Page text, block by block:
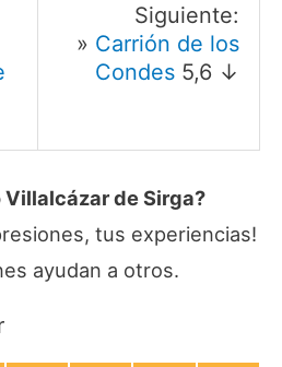
Siguiente:
» Carrión de los
Condes5,6 ↓
de Sirga?
tus experiencias!
ayudan a otros.